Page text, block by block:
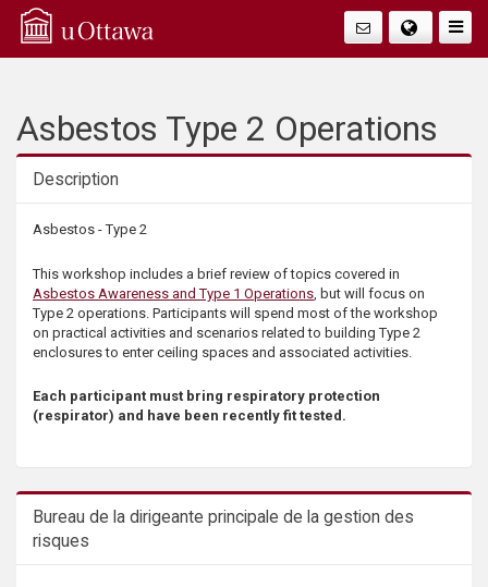
Q
Faire
Asbestos Type 2 Operations
Description
Description
Asbestos - Type 2
This workshop includes a brief review of topics covered in
Asbestos Awareness and Type 1 Operations , but will focus on
Type 2 operations. Participants will spend most of the workshop
on practical activities and scenarios related to building Type 2
enclosures to enter ceiling spaces and associated activities.
Each participant must bring respiratory protection
(respirator) and have been recently fit tested.
Bureau de la dirigeante principale de la gestion des
risques